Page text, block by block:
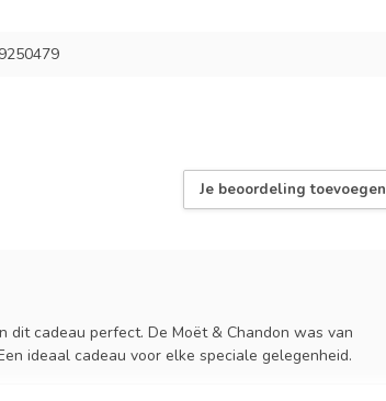
Je beoordeling toevoegen
dit cadeau perfect. De Moët & Chandon was van
ideaal cadeau voor elke speciale gelegenheid.